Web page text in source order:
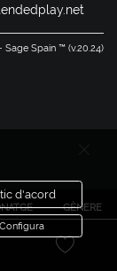
GÈNERE
Spain ™ (v.20.24)
d'acord
Configura